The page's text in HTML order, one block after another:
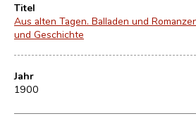
Titel
Aus alten Tagen. Balladen und
und Geschichte
Jahr
1900